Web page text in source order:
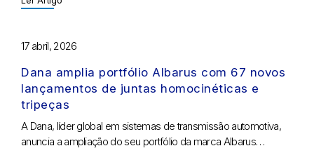
17 abril, 2026
Dana amplia portfólio Albarus com 67 novos
lançamentos de juntas homocinéticas e
tripeças
A Dana, líder global em sistemas de transmissão automotiva,
anuncia a ampliação do seu portfólio da marca Albarus…